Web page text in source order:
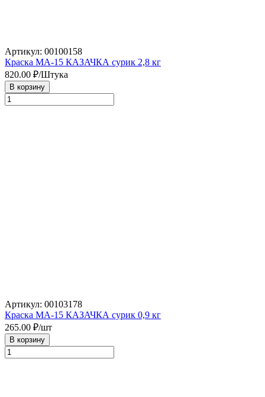
Артикул: 00100158
Краска МА-15 КАЗАЧКА сурик 2,8 кг
820.00 ₽/Штука
В корзину
Артикул: 00103178
Краска МА-15 КАЗАЧКА сурик 0,9 кг
265.00 ₽/шт
В корзину